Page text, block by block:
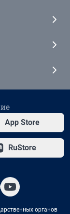
App Store
RuStore
органов